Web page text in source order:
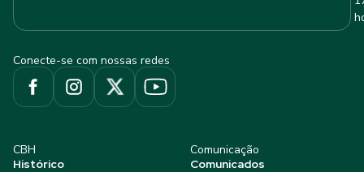
Conecte-se com nossas redes
CBH
Histórico
Comunicação
Comunicados